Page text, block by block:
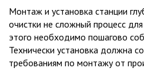
Монтаж и установка станции
очистки не сложный процесс
этого необходимо пошагово
Технически установка должна
требованиям по монтажу от